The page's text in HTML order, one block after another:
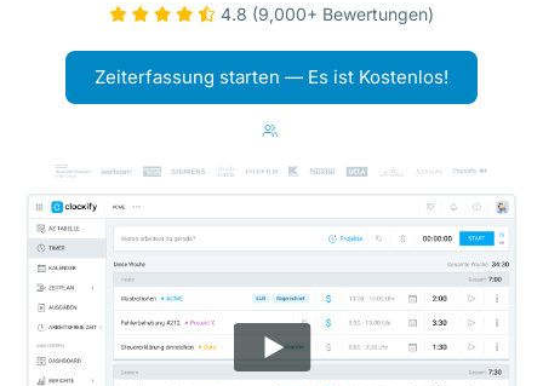
4.8 (9,000+ Bewertungen)
Zeiterfassung starten — Es ist Kostenlos!